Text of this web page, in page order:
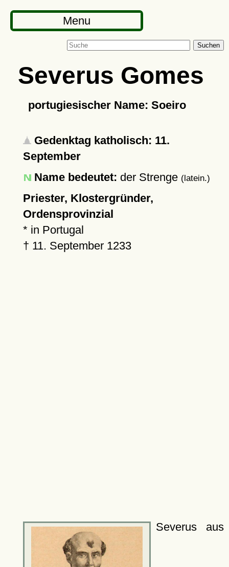
Menu
Suchen
Severus Gomes
portugiesischer Name: Soeiro
Gedenktag katholisch: 11.
September
Name bedeutet: der Strenge (latein.)
Priester, Klostergründer,
Ordensprovinzial
* in Portugal
† 11. September 1233
Severus aus